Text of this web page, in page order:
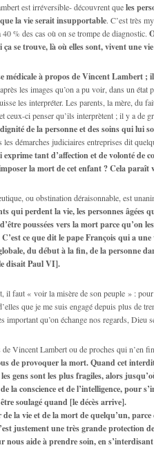
est irréversible- découvrent queles
la vie serait insupportable. C’est très
% des cas où on se trompe de diagnostic.
se trouve, là où elles sont, vivent une
médicale à propos de Vincent Lambert ;
les images qu’on a pu voir, dans un
les interpréter. Les parents, la mère, du
ceux-ci penser qu’ils interprètent ; il y a de
de la personne et des soins qui lui
les démarches judiciaires entreprises dit
tant d’affection et de volonté de
la mort de cet enfant ? Cela
ou obstination déraisonnable, est
qui perdent la vie, les personnes âgées
poussées vers la mort parce qu’on
ce que dit le pape François qui a
du début à la fin, de la personne
disait Paul VI].
il faut « voir la misère de son peuple » :
que je me suis engagé depuis plus de
important qu’on échange nos regards, Dieu
Vincent Lambert ou de proches qui n’en
de provoquer la mort. Quand cet
gens sont les plus fragiles, alors
la conscience et de l’intelligence, pour
soulagé quand [le décès arrive].
de la vie et de la mort de quelqu’un,
justement une très grande protection
nous aide à prendre soin, en